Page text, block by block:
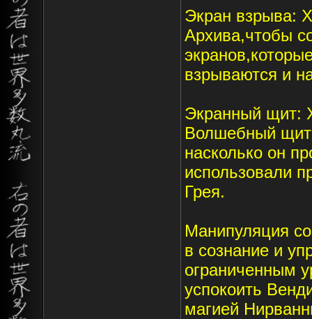
Экран взрыва:
Архива,чтобы
взрываются и
Экранный щит:
Волшебный щит
насколько он
использовали
Грея.
Манипуляция
в сознание и
ограниченным
успокоить
магией